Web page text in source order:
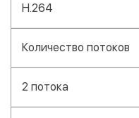
H.264
Количество потоков
2 потока